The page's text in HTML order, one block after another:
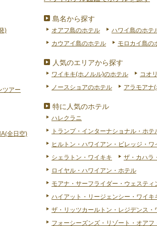
)
ツアー
全日空)
島名から探す
オアフ島のホテル ハワイ島のホテ
カウアイ島のホテル
モロカイ島の
人気のエリアから探す
ワイキキ(ホノルル)のホテル コオ
ノースショアのホテル
アラモアナ
特に人気のホテル
ハレクラニ
トランプ・インターナショナル・ホ
ヒルトン・ハワイアン・ビレッジ・ワ
シェラトン・ワイキキ
ザ・カハラ
ロイヤル・ハワイアン・ホテル
モアナ・サーフライダー・ウェスティ
ハイアット・リージェンシー・ワイキ
ザ・リッツカールトン・レジデンス・
フォーシーズンズ・リゾート・オアフ